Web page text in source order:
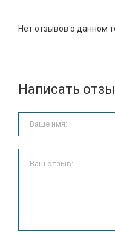
Нет отзывов о данном
Написать